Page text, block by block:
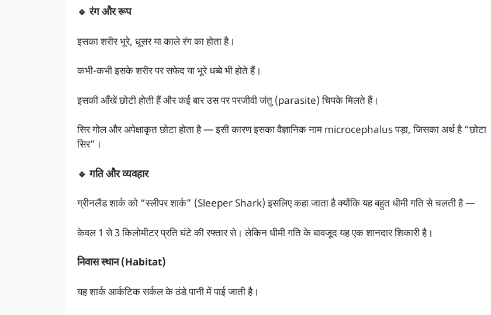
🔹 रंग और रूप
इसका शरीर भूरे, धूसर या काले रंग का होता है।
कभी-कभी इसके शरीर पर सफेद या भूरे धब्बे भी होते हैं।
इसकी आँखें छोटी होती हैं और कई बार उस पर परजीवी जंतु (parasite) चिपके मिलते हैं।
सिर गोल और अपेक्षाकृत छोटा होता है — इसी कारण इसका वैज्ञानिक नाम microcephalus पड़ा, जिसका अर्थ है “छोटा
सिर”।
🔹 गति और व्यवहार
ग्रीनलैंड शार्क को “स्लीपर शार्क” (Sleeper Shark) इसलिए कहा जाता है क्योंकि यह बहुत धीमी गति से चलती है —
केवल 1 से 3 किलोमीटर प्रति घंटे की रफ्तार से। लेकिन धीमी गति के बावजूद यह एक शानदार शिकारी है।
निवास स्थान (Habitat)
यह शार्कआर्कटिक सर्कल के ठंडे पानी में पाई जाती है।